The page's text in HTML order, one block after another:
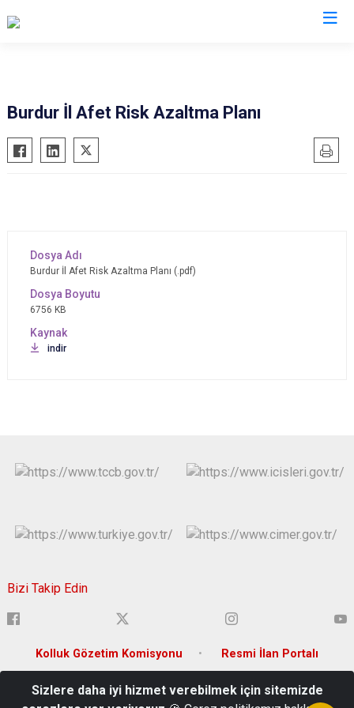
Burdur İl Afet Risk Azaltma Planı
Burdur İl Afet Risk Azaltma Planı (.pdf)
6756 KB
indir
Bizi Takip Edin
Kolluk Gözetim Komisyonu Resmi İlan Portalı
Konak Mahallesi Taksi Sokak No:1 P.K.: 15200
Sizlere daha iyi hizmet verebilmek için sitemizde